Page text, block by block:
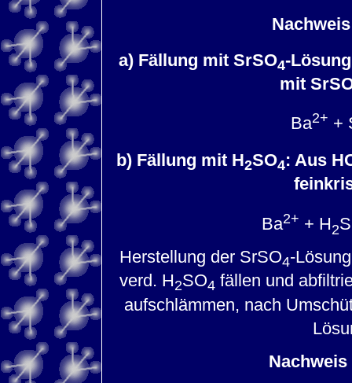
a) Fällung mit SrSO4-
mit
Ba2+ +
b) Fällung mit H2SO4: Aus
Ba2+ + H2
Herstellung der SrSO4-
verd. H2SO4 fällen und
aufschlämmen, nach